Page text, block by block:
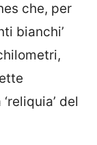
che, per
bianchi’
del